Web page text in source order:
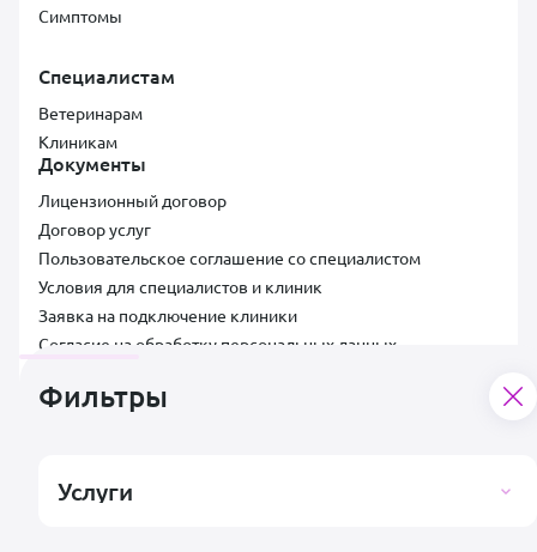
Фильтры
Услуги
Симптомы
Специалистам
Ветеринарам
Клиникам
Документы
Лицензионный договор
Договор услуг
Пользовательское соглашение со специалистом
Условия для специалистов и клиник
Заявка на подключение клиники
Согласие на обработку персональных данных
Контакты